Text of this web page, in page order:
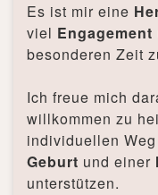
Es ist mir eine
viel Engagement
besonderen Zeit
Ich freue mich
willkommen zu
individuellen
Geburt und einer
unterstützen.